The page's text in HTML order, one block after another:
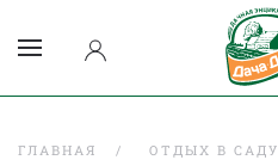
ГЛАВНАЯ ОТДЫХ В САДУ